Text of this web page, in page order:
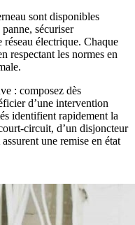
sont disponibles
sécuriser
électrique. Chaque
respectant les normes en
: composez dès
d’une intervention
identifient rapidement la
circuit, d’un disjoncteur
une remise en état